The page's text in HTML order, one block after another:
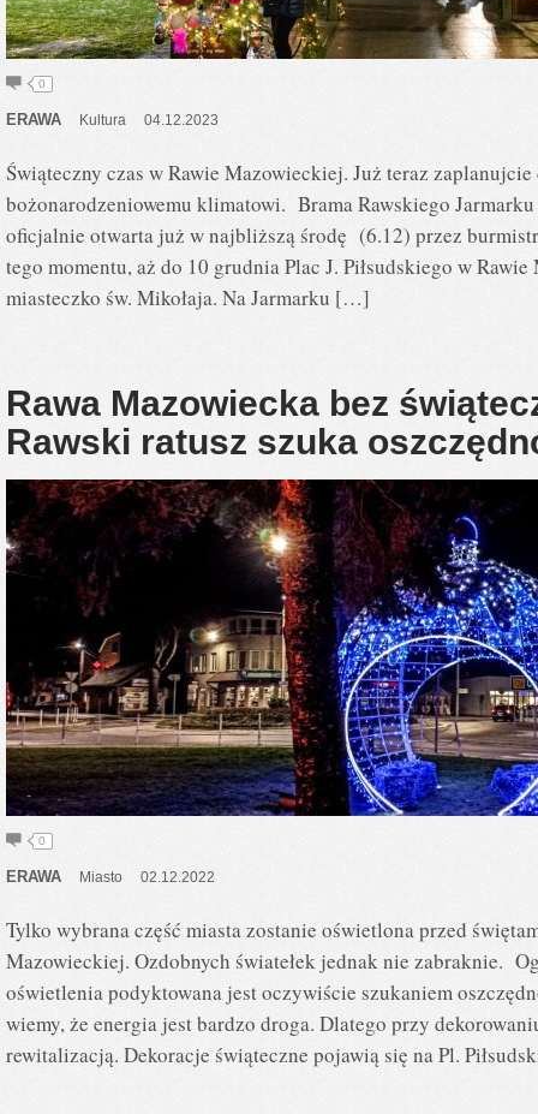
0
ERAWA Kultura 04.12.2023
Świąteczny czas w Rawie Mazowieckiej. Już teraz
bożonarodzeniowemu klimatowi. Brama Rawskiego
oficjalnie otwarta już w najbliższą środę (6.12) przez
tego momentu, aż do 10 grudnia Plac J. Piłsudskiego w
miasteczko św. Mikołaja. Na Jarmarku […]
Rawa Mazowiecka bez
Rawski ratusz szuka
0
ERAWA Miasto 02.12.2022
Tylko wybrana część miasta zostanie oświetlona przed
Mazowieckiej. Ozdobnych światełek jednak nie zabraknie.
oświetlenia podyktowana jest oczywiście szukaniem
wiemy, że energia jest bardzo droga. Dlatego przy
rewitalizacją. Dekoracje świąteczne pojawią się na Pl.